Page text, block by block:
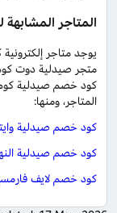
المتاجر
يوجد متاجر
متجر صيدلية دوت
كود خصم صيدلية كوم
المتاجر، ومنها:
كود خصم صيدلية وايتس الجديد
كود خصم صيدلية النهدي
كود خصم لايف فارمسي 2026 بقيمة 10% يشمل جميع